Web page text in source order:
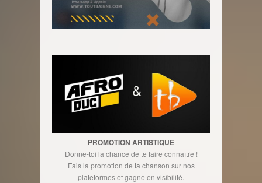
PROMOTION ARTISTIQUE
Donne-toi la chance de te faire connaître !
Fais la promotion de ta chanson sur nos
plateformes et gagne en visibilité.